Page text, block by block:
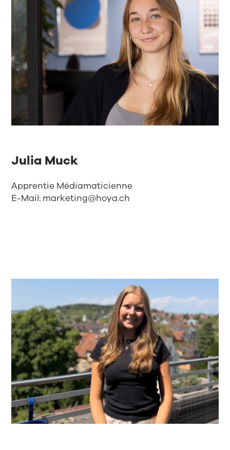
Julia Muck
Apprentie Médiamaticienne
E-Mail: marketing@hoya.ch